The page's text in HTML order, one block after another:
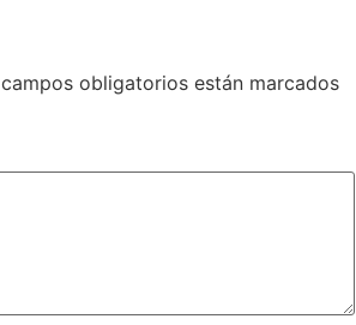
obligatorios están marcados